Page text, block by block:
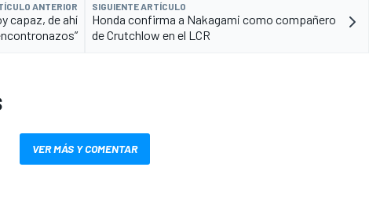
ANTERIOR
capaz, de ahí
SIGUIENTE ARTÍCULO
Honda confirma a Nakagami como compañero
de Crutchlow en el LCR
VER MÁS Y COMENTAR